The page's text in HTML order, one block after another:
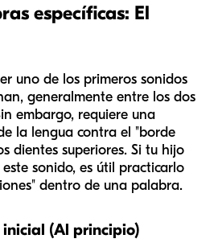
específicas: El
uno de los primeros sonidos
generalmente entre los dos
embargo, requiere una
la lengua contra el "borde
dientes superiores. Si tu hijo
sonido, es útil practicarlo
dentro de una palabra.
(Al principio)